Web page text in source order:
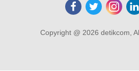
Copyright @ 2026 detikcom,